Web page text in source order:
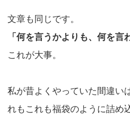
文章も同じです。
「何を言うかよりも、何を言
これが大事。
私が昔よくやっていた間違い
れもこれも福袋のように詰め